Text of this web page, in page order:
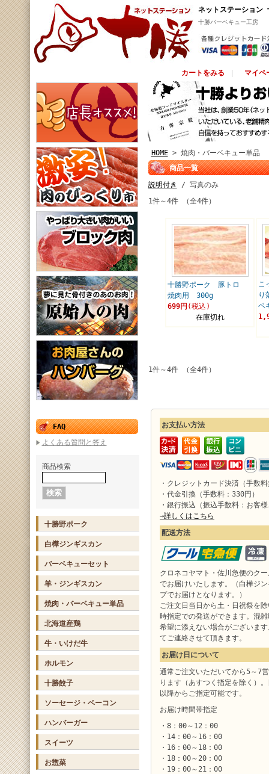
ネットステーション
十勝バーベキュー工房
カートをみる マイペ
FAQ
よくある質問と答え
商品検索
十勝野ポーク
白樺ジンギスカン
バーベキューセット
羊・ジンギスカン
焼肉・バーベキュー単品
北海道産鶏
牛・いけだ牛
ホルモン
十勝餃子
ソーセージ・ベーコン
ハンバーガー
スイーツ
お惣菜
HOME> 焼肉・バーベキュー単品
商品一覧
説明付き
/ 写真のみ
1件～4件 （全4件）
十勝野ポーク 豚トロ
焼肉用 300g
699円 (税込)
在庫切れ
こ
ベ
1件～4件 （全4件）
お支払い方法
・クレジットカード決済（手数
・代金引換（手数料：330円）
・銀行振込（振込手数料：お客
→詳しくはこちら
配送方法
クロネコヤマト・佐川急便のク
でお届けいたします。（白樺ジ
プでお届けとなります。）
ご注文日当日から土・日祝祭を
時指定での発送ができます。混
希望に添えない場合がございま
てご連絡させて頂きます。
お届け日について
通常ご注文いただいてから5～7
ります（あすつく指定を除く）
以降からご指定可能です。
お届け時間帯指定
・8：00～12：00
・14：00～16：00
・16：00～18：00
・18：00～20：00
・19：00～21：00